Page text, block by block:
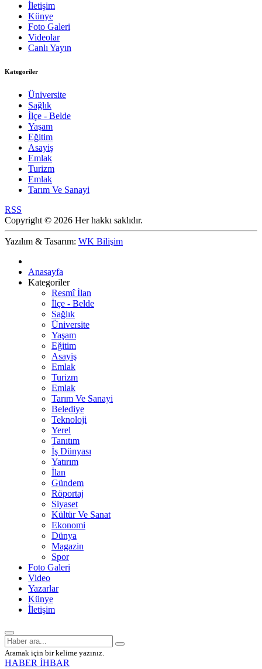
İletişim
Künye
Foto Galeri
Videolar
Canlı Yayın
Kategoriler
Üniversite
Sağlık
İlçe - Belde
Yaşam
Eğitim
Asayiş
Emlak
Turizm
Emlak
Tarım Ve Sanayi
RSS
Copyright © 2026 Her hakkı saklıdır.
Yazılım & Tasarım: WK Bilişim
Anasayfa
Kategoriler
Resmî İlan
İlçe - Belde
Sağlık
Üniversite
Yaşam
Eğitim
Asayiş
Emlak
Turizm
Emlak
Tarım Ve Sanayi
Belediye
Teknoloji
Yerel
Tanıtım
İş Dünyası
Yatırım
İlan
Gündem
Röportaj
Siyaset
Kültür Ve Sanat
Ekonomi
Dünya
Magazin
Spor
Foto Galeri
Video
Yazarlar
Künye
İletişim
Aramak için bir kelime yazınız.
HABER İHBAR